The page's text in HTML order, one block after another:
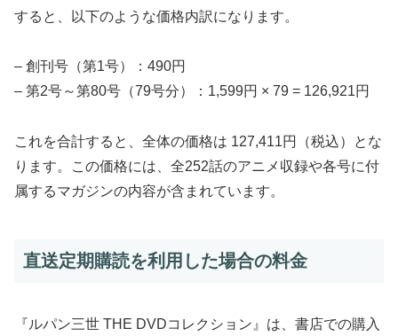
すると、以下のような価格内訳になります。
– 創刊号（第1号）：490円
– 第2号～第80号（79号分）：1,599円 × 79 = 126,921円
これを合計すると、全体の価格は 127,411円（税込）とな
ります。この価格には、全252話のアニメ収録や各号に付
属するマガジンの内容が含まれています。
直送定期購読を利用した場合の料金
『ルパン三世 THE DVDコレクション』は、書店での購入